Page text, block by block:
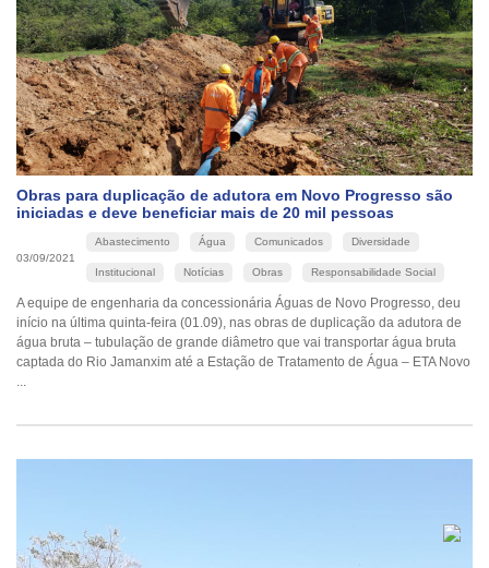
Obras para duplicação de adutora em Novo Progresso são
iniciadas e deve beneficiar mais de 20 mil pessoas
03/09/2021
Abastecimento Água Comunicados Diversidade
Institucional Notícias Obras Responsabilidade Social
A equipe de engenharia da concessionária Águas de Novo Progresso, deu
início na última quinta-feira (01.09), nas obras de duplicação da adutora de
água bruta – tubulação de grande diâmetro que vai transportar água bruta
captada do Rio Jamanxim até a Estação de Tratamento de Água – ETA Novo
...